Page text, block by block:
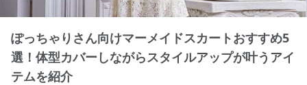
ぽっちゃりさん向けマーメイドスカートおすすめ5
選！体型カバーしながらスタイルアップが叶うアイ
テムを紹介